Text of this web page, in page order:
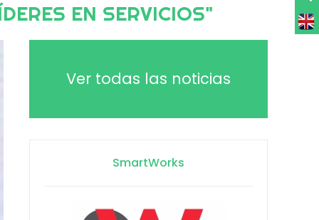
EN SERVICIOS"
Ver todas las noticias
SmartWorks